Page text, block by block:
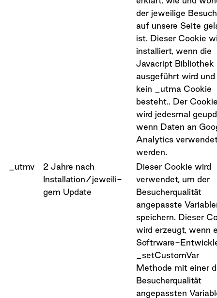
der jeweilige
auf unsere Seite
ist. Dieser Cookie
installiert, wenn die
Javacript Bibliothek
ausgeführt wird und
kein _utma Cookie
besteht.. Der
wird jedesmal
wenn Daten an
Analytics
werden.
_utmv
2 Jahre nach
Installation/jeweili-
gem Update
Dieser Cookie wird
verwendet, um der
Besucherqualität
angepasste
speichern. Dieser
wird erzeugt, wenn
Softrware-
_setCustomVar
Methode mit einer
Besucherqualität
angepassten